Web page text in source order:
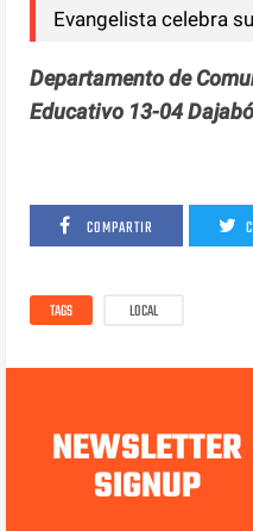
Evangelista celebra
Departamento de
Educativo 13-04
COMPARTIR
TAGS LOCAL
NEWSLETTER
SIGNUP